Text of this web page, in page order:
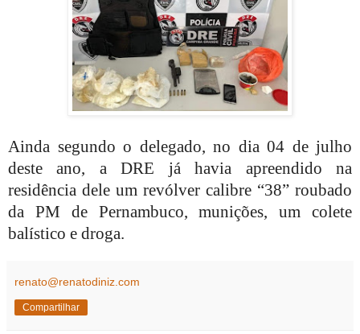
Ainda segundo o delegado, no dia 04 de julho
deste ano, a DRE já havia apreendido na
residência dele um revólver calibre “38” roubado
da PM de Pernambuco, munições, um colete
balístico e droga.
renato@renatodiniz.com
Compartilhar